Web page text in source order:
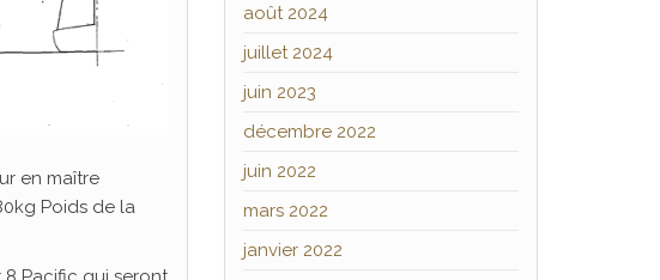
en maître
Poids de la
août 2024
juillet 2024
juin 2023
décembre 2022
juin 2022
mars 2022
janvier 2022